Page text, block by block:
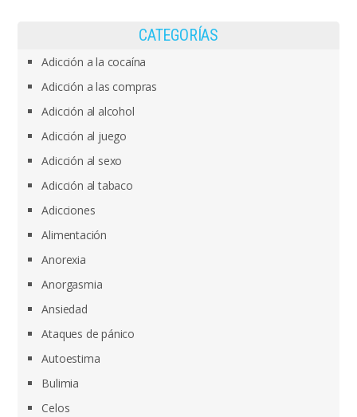
CATEGORÍAS
Adicción a la cocaína
Adicción a las compras
Adicción al alcohol
Adicción al juego
Adicción al sexo
Adicción al tabaco
Adicciones
Alimentación
Anorexia
Anorgasmia
Ansiedad
Ataques de pánico
Autoestima
Bulimia
Celos